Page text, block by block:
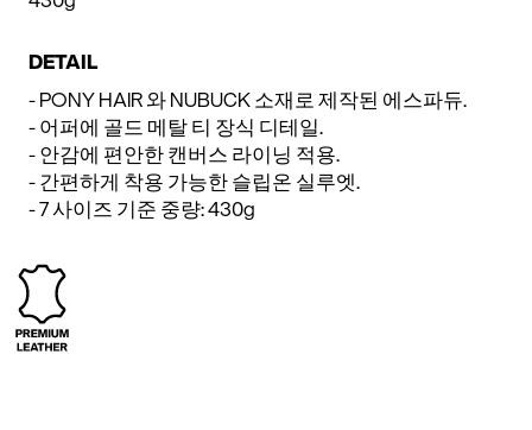
DETAIL
- PONY HAIR 와 NUBUCK 소재로 제작된 에스파듀.
- 어퍼에 골드 메탈 티 장식 디테일.
- 안감에 편안한 캔버스 라이닝 적용.
- 간편하게 착용 가능한 슬립온 실루엣.
- 7 사이즈 기준 중량: 430g